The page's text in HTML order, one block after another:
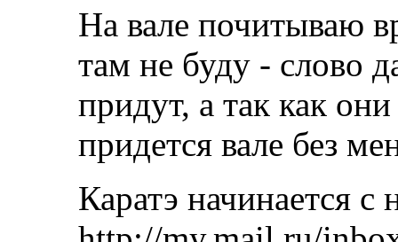
На вале почитываю
там не буду - слово
придут, а так как
придется вале без
Каратэ начинается с